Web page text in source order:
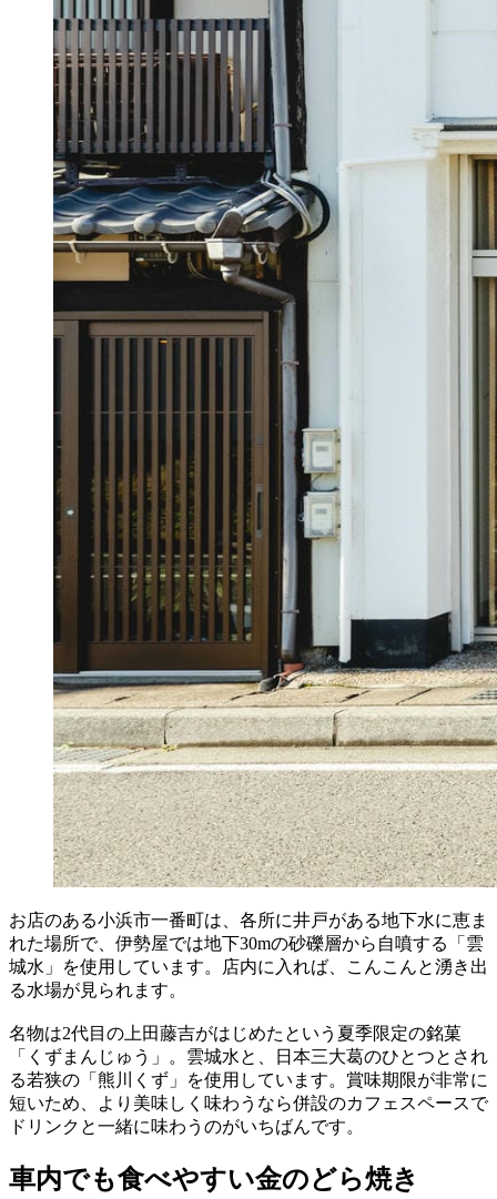
お店のある小浜市一番町は、各所に井戸がある地下水に恵ま
れた場所で、伊勢屋では地下30mの砂礫層から自噴する「雲
城水」を使用しています。店内に入れば、こんこんと湧き出
る水場が見られます。
名物は2代目の上田藤吉がはじめたという夏季限定の銘菓
「くずまんじゅう」。雲城水と、日本三大葛のひとつとされ
る若狭の「熊川くず」を使用しています。賞味期限が非常に
短いため、より美味しく味わうなら併設のカフェスペースで
ドリンクと一緒に味わうのがいちばんです。
車内でも食べやすい金のどら焼き